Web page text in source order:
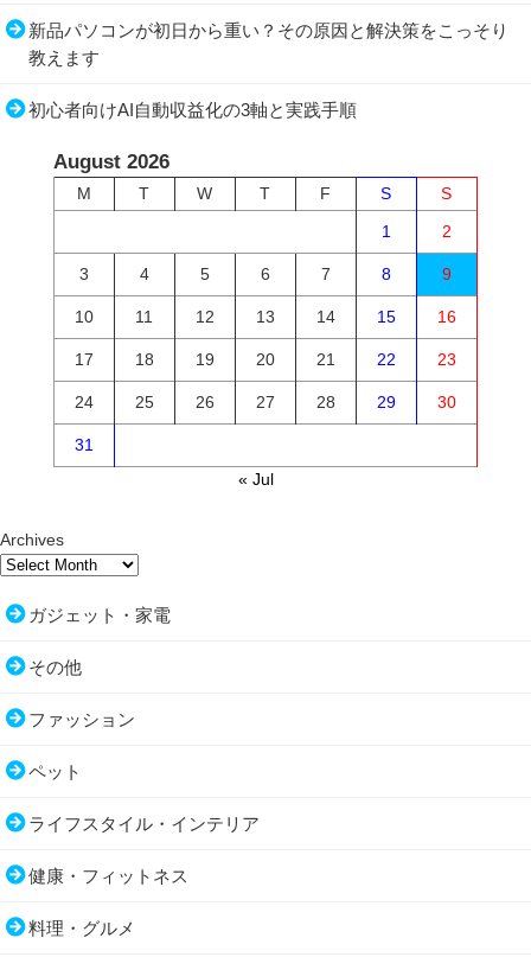
新品パソコンが初日から重い？その原因と解決策をこっそり
教えます
初心者向けAI自動収益化の3軸と実践手順
August 2026
M T W T F S
S
1
2
3 4 5 6 7 8 9
10 11 12 13 14 15 16
17 18 19 20 21 22 23
24 25 26 27 28 29 30
31
« Jul
Archives
ガジェット・家電
その他
ファッション
ペット
ライフスタイル・インテリア
健康・フィットネス
料理・グルメ